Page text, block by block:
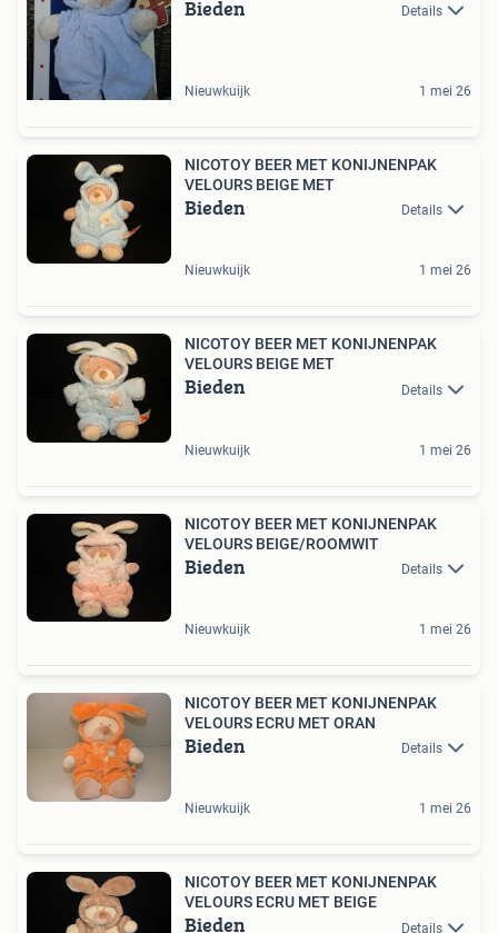
Bieden Details
Nieuwkuijk 1 mei 26
NICOTOY BEER MET KONIJNENPAK
VELOURS BEIGE MET
Bieden Details
Nieuwkuijk 1 mei 26
NICOTOY BEER MET KONIJNENPAK
VELOURS BEIGE MET
Bieden Details
Nieuwkuijk 1 mei 26
NICOTOY BEER MET KONIJNENPAK
VELOURS BEIGE/ROOMWIT
Bieden Details
Nieuwkuijk 1 mei 26
NICOTOY BEER MET KONIJNENPAK
VELOURS ECRU MET ORAN
Bieden Details
Nieuwkuijk 1 mei 26
NICOTOY BEER MET KONIJNENPAK
VELOURS ECRU MET BEIGE
Bieden Details